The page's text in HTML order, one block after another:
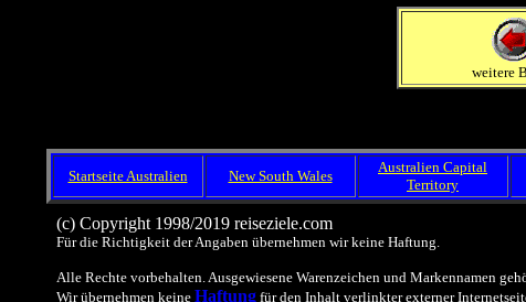
weitere
Startseite Australien New South Wales
Australien Capital
Territory
(c) Copyright 1998/2019 reiseziele.com
Für die Richtigkeit der Angaben übernehmen wir keine Haftung.
Alle Rechte vorbehalten. Ausgewiesene Warenzeichen und Markennamen
Wir übernehmen keine Haftungfür den Inhalt verlinkter externer